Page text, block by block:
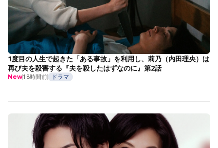
1度目の人生で起きた「ある事故」を利用し、莉乃（内田理央）は
再び夫を殺害する『夫を殺したはずなのに』第2話
New18時間前 ドラマ